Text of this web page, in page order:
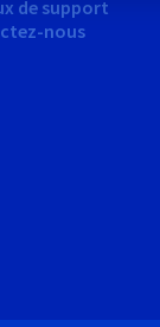
de support
nous